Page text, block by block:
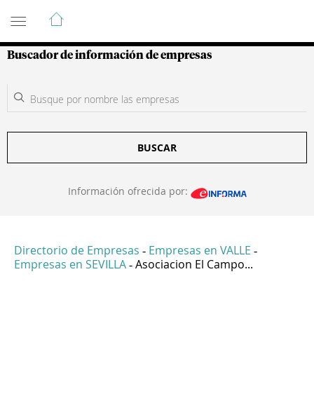
Guía de Empresas Colombianas
Buscador de información de empresas
BUSCAR
Información ofrecida por:
Directorio de Empresas - Empresas en VALLE -
Empresas en SEVILLA - Asociacion El Campo...